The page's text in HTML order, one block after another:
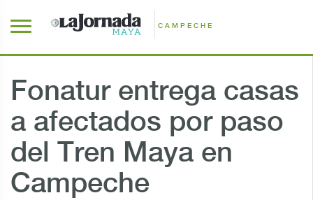
CAMPECHE
Fonatur entrega casas
a afectados por paso
del Tren Maya en
Campeche